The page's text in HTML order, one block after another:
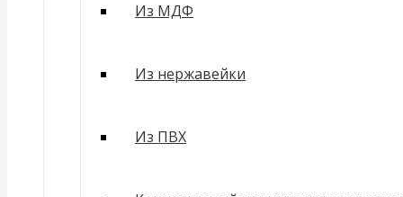
Из МДФ
Из нержавейки
Из ПВХ